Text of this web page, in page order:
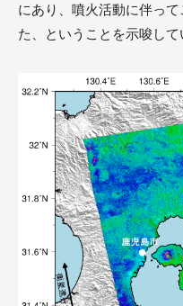
にあり、噴火活動に伴っ
た、ということを示唆して